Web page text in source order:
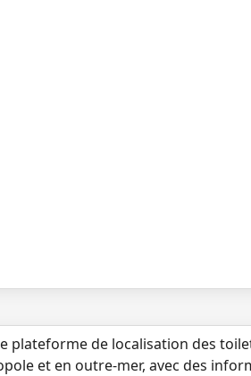
de localisation des
et en outre-mer, avec des